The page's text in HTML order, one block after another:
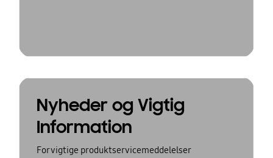
Nyheder og Vigtig
Information
For vigtige produktservicemeddelelser